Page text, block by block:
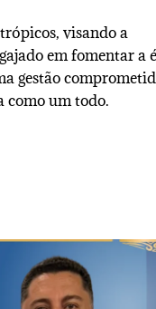
visando a
em fomentar a
gestão
como um todo.